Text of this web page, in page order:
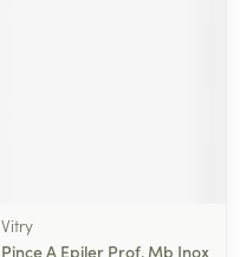
Vitry
Pince A Epiler Prof. Mb Inox